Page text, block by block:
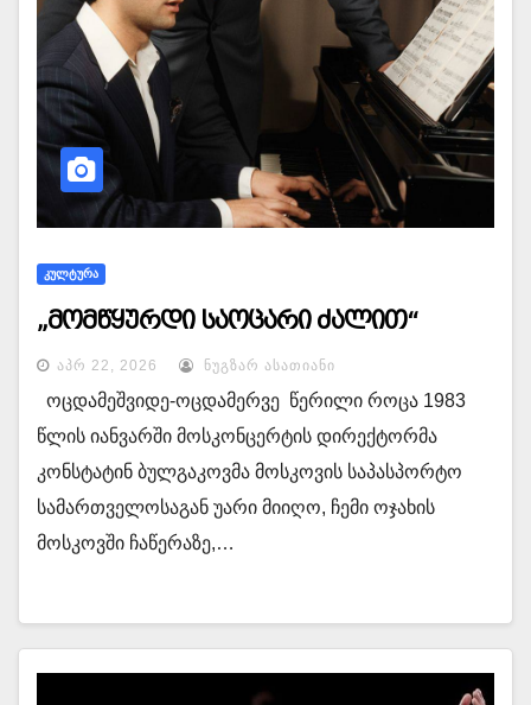
ᲙᲣᲚᲢᲣᲠᲐ
„მომწყურდი საოცარი ძალით“
ᲐᲞᲠ 22, 2026 ᲜᲣᲒᲖᲐᲠ ᲐᲡᲐᲗᲘᲐᲜᲘ
ოცდამეშვიდე-ოცდამერვე წერილი როცა 1983
წლის იანვარში მოსკონცერტის დირექტორმა
კონსტატინ ბულგაკოვმა მოსკოვის საპასპორტო
სამართველოსაგან უარი მიიღო, ჩემი ოჯახის
მოსკოვში ჩაწერაზე,…